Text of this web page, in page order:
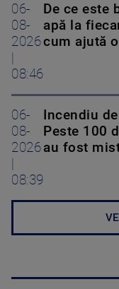
06-
08-
2026
08:46
De ce este
apă la
cum ajută
06-
08-
2026
08:39
Incendiu
Peste 100
au fost